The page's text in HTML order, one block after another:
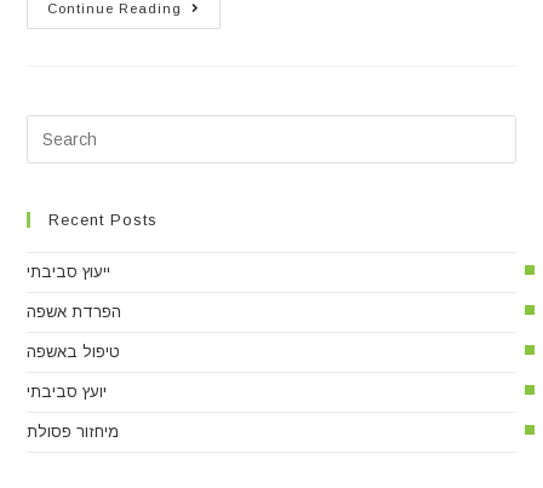
Continue Reading
Recent Posts
ייעוץ סביבתי
הפרדת אשפה
טיפול באשפה
יועץ סביבתי
מיחזור פסולת